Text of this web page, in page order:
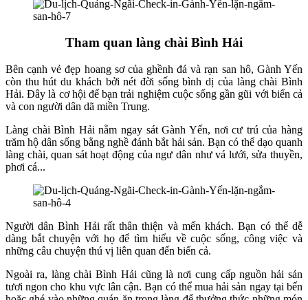
Tham quan làng chài Bình Hải
Bên cạnh vẻ đẹp hoang sơ của ghềnh đá và rạn san hô, Gành Yến
còn thu hút du khách bởi nét đời sống bình dị của làng chài Bình
Hải. Đây là cơ hội để bạn trải nghiệm cuộc sống gần gũi với biển cả
và con người dân dã miền Trung.
Làng chài Bình Hải nằm ngay sát Gành Yến, nơi cư trú của hàng
trăm hộ dân sống bằng nghề đánh bắt hải sản. Bạn có thể dạo quanh
làng chài, quan sát hoạt động của ngư dân như vá lưới, sửa thuyền,
phơi cá...
Người dân Bình Hải rất thân thiện và mến khách. Bạn có thể dễ
dàng bắt chuyện với họ để tìm hiểu về cuộc sống, công việc và
những câu chuyện thú vị liên quan đến biển cả.
Ngoài ra, làng chài Bình Hải cũng là nơi cung cấp nguồn hải sản
tươi ngon cho khu vực lân cận. Bạn có thể mua hải sản ngay tại bến